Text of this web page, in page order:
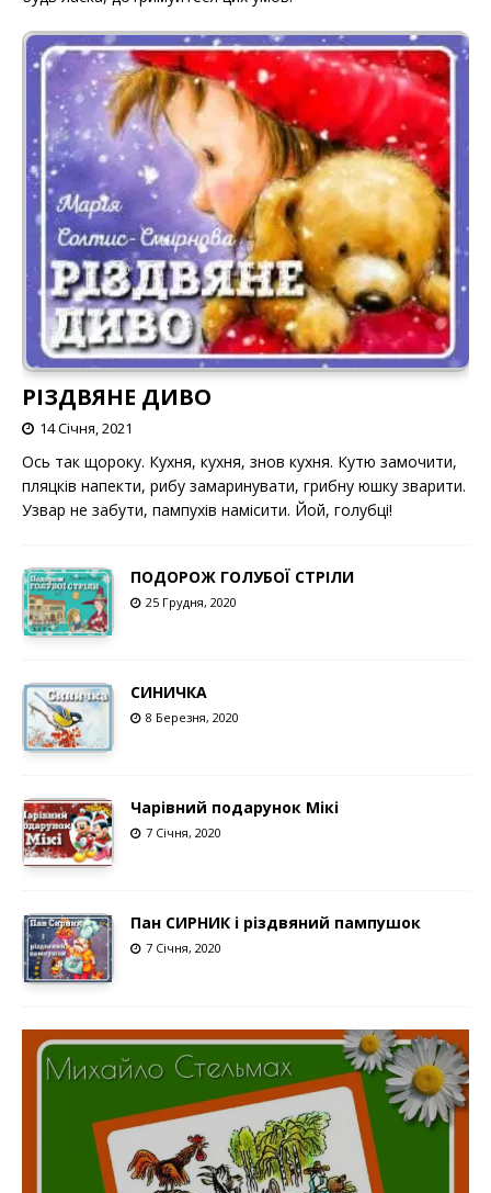
РІЗДВЯНЕ ДИВО
14 Січня, 2021
Ось так щороку. Кухня, кухня, знов кухня. Кутю замочити,
пляцків напекти, рибу замаринувати, грибну юшку зварити.
Узвар не забути, пампухів намісити. Йой, голубці!
ПОДОРОЖ ГОЛУБОЇ СТРІЛИ
25 Грудня, 2020
СИНИЧКА
8 Березня, 2020
Чарівний подарунок Мікі
7 Січня, 2020
Пан СИРНИК і різдвяний пампушок
7 Січня, 2020